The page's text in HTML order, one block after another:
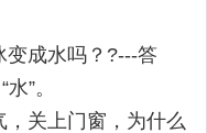
变成水吗？?---答
”。
关上门窗，为什么